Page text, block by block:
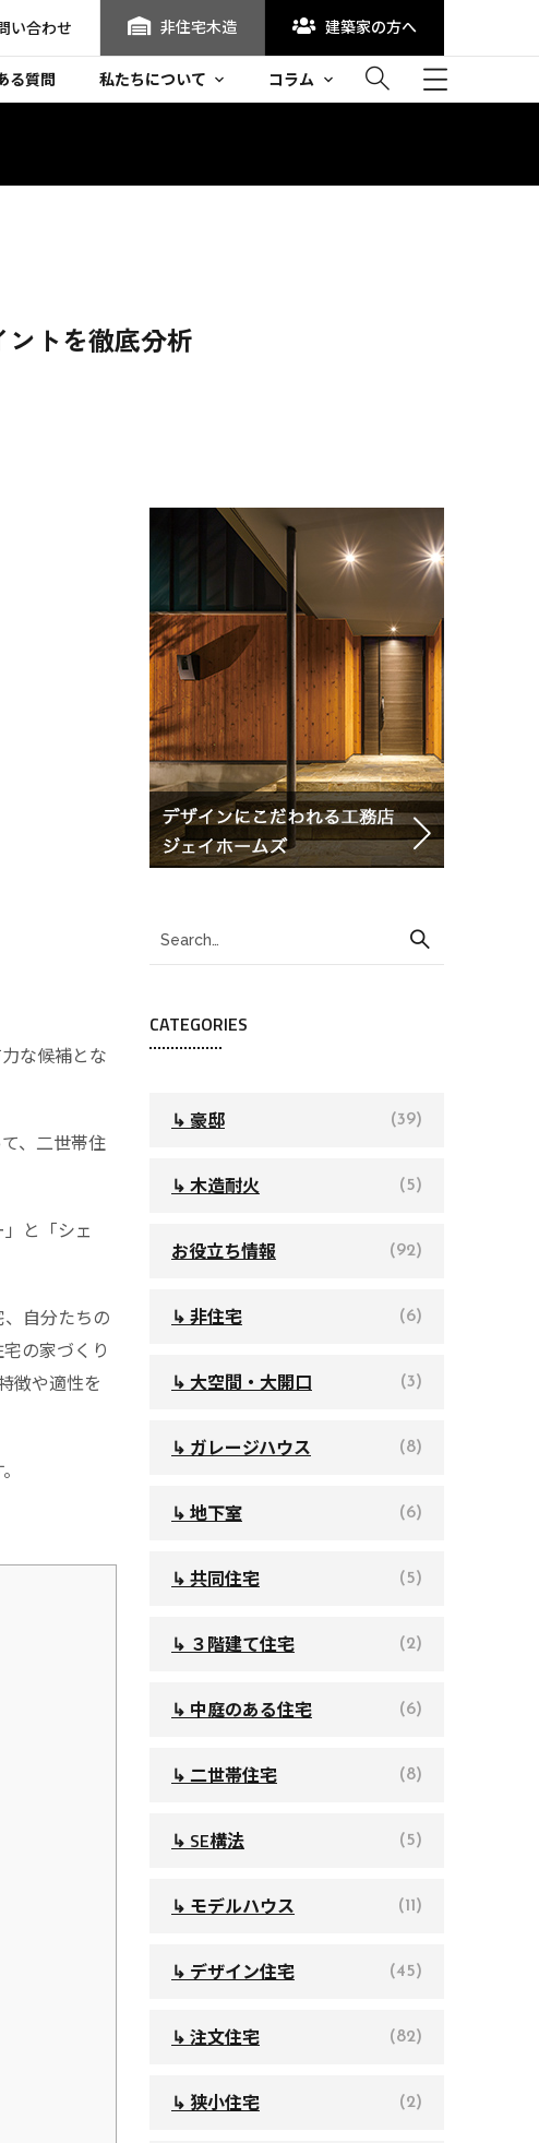
い合わせ 非住宅木造 建築家の方へ
る質問 私たちについて コラム
トを徹底分析
な候補とな
、二世帯住
と「シェ
自分たちの
の家づくり
徴や適性を
CATEGORIES
↳ 豪邸 (39)
↳ 木造耐火 (5)
お役立ち情報 (92)
↳ 非住宅 (6)
↳ 大空間・大開口 (3)
↳ ガレージハウス (8)
↳ 地下室 (6)
↳ 共同住宅 (5)
↳ ３階建て住宅 (2)
↳ 中庭のある住宅 (6)
↳ 二世帯住宅 (8)
↳ SE構法 (5)
↳ モデルハウス (11)
↳ デザイン住宅 (45)
↳ 注文住宅 (82)
↳ 狭小住宅 (2)